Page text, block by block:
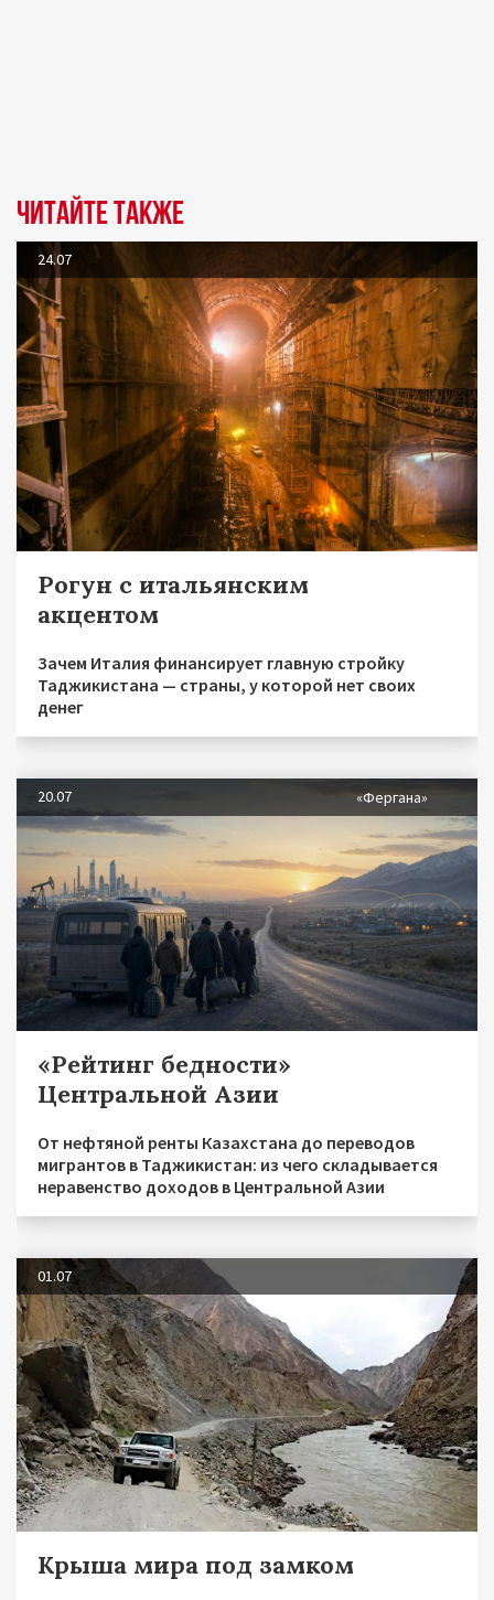
Читайте также
24.07
Рогун с итальянским
акцентом
Зачем Италия финансирует главную стройку
Таджикистана — страны, у которой нет своих
денег
20.07 «Фергана»
«Рейтинг бедности»
Центральной Азии
От нефтяной ренты Казахстана до переводов
мигрантов в Таджикистан: из чего складывается
неравенство доходов в Центральной Азии
01.07
Крыша мира под замком